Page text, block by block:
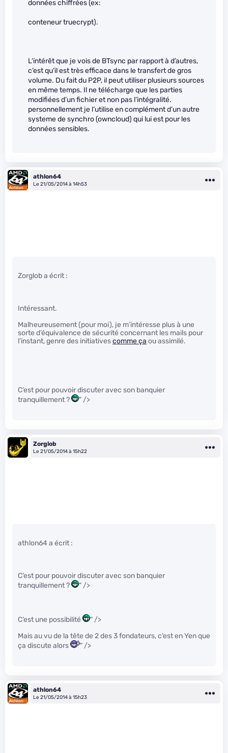
données chiffrées (ex:
conteneur truecrypt).
L’intérêt que je vois de BTsync par rapport à d’autres,
c’est qu’il est très efficace dans le transfert de gros
volume. Du fait du P2P, il peut utiliser plusieurs sources
en même temps. Il ne télécharge que les parties
modifiées d’un fichier et non pas l’intégralité.
personnellement je l’utilise en complément d’un autre
systeme de synchro (owncloud) qui lui est pour les
données sensibles.
athlon64
Le 21/05/2014 à 14h53
Zorglob a écrit :
Intéressant.
Malheureusement (pour moi), je m’intéresse plus à une
sorte d’équivalence de sécurité concernant les mails pour
l’instant, genre des initiativescomme ça ou assimilé.
C’est pour pouvoir discuter avec son banquier
tranquillement ?
" />
Zorglob
Le 21/05/2014 à 15h22
athlon64 a écrit :
C’est pour pouvoir discuter avec son banquier
tranquillement ?
" />
C’est une possibilité
" />
Mais au vu de la tête de 2 des 3 fondateurs, c’est en Yen que
ça discute alors
" />
athlon64
Le 21/05/2014 à 15h23